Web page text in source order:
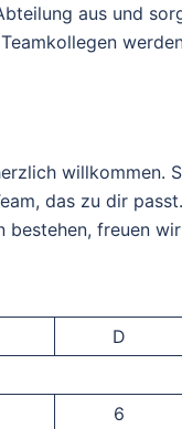
aus und
willkommen.
das zu dir
freuen
D
6